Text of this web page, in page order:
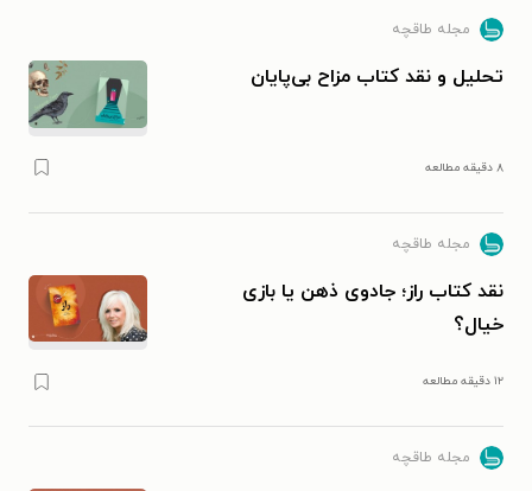
مجله طاقچه
تحلیل و نقد کتاب مزاح بی‌پایان
۸ دقیقه مطالعه
مجله طاقچه
نقد کتاب راز؛ جادوی ذهن یا بازی
خیال؟
۱۲ دقیقه مطالعه
مجله طاقچه